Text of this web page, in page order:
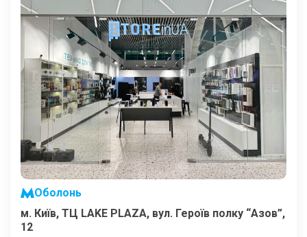
Оболонь
м. Київ, ТЦ LAKE PLAZA, вул. Героїв полку “Азов”,
12